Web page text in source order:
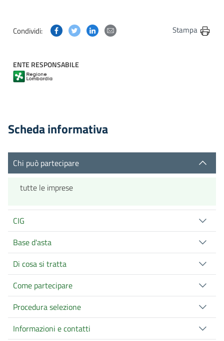
Condividi: Condividi questa pagina su Facebook
Condividi questa pagina su Twitter
Condividi questa pagina su Linkedin
Condividi questa pagina via
Stampa
ENTE RESPONSABILE
Scheda informativa
Chi può partecipare
tutte le imprese
CIG
Base d'asta
Di cosa si tratta
Come partecipare
Procedura selezione
Informazioni e contatti